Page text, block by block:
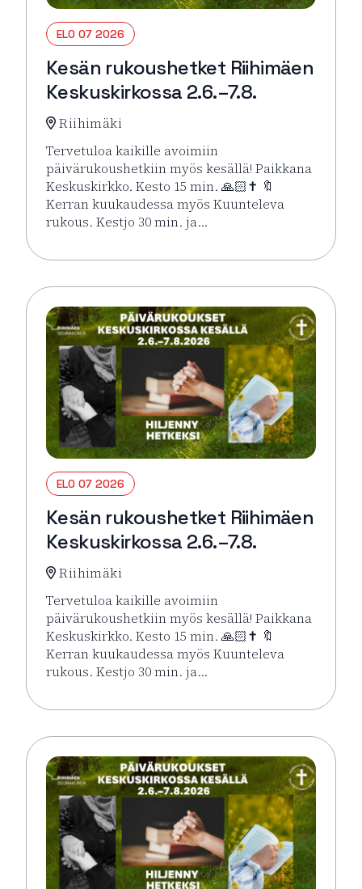
ELO 07 2026
Kesän rukoushetket Riihimäen
Keskuskirkossa 2.6.–7.8.
Riihimäki
Tervetuloa kaikille avoimiin
päivärukoushetkiin myös kesällä! Paikkana
Keskuskirkko. Kesto 15 min. 🙏🏻✝️ 🔖
Kerran kuukaudessa myös Kuunteleva
rukous. Kestjo 30 min. ja…
Lue lisää tapahtumasta Kesän rukoushetket
ELO 07 2026
Kesän rukoushetket Riihimäen
Keskuskirkossa 2.6.–7.8.
Riihimäki
Tervetuloa kaikille avoimiin
päivärukoushetkiin myös kesällä! Paikkana
Keskuskirkko. Kesto 15 min. 🙏🏻✝️ 🔖
Kerran kuukaudessa myös Kuunteleva
rukous. Kestjo 30 min. ja…
Lue lisää tapahtumasta Kesän rukoushetket